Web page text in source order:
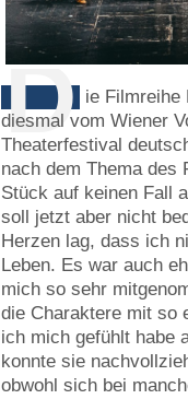
D ie Filmreihe
diesmal vom Wiener
Theaterfestival
nach dem Thema des
Stück auf keinen Fall
soll jetzt aber nicht
Herzen lag, dass ich
Leben. Es war auch
mich so sehr
die Charaktere mit so
ich mich gefühlt habe
konnte sie
obwohl sich bei